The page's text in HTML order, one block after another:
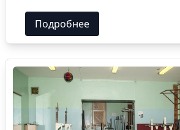
Подробнее